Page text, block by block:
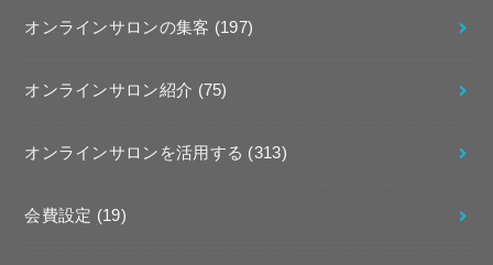
オンラインサロンの集客 (197)
オンラインサロン紹介 (75)
オンラインサロンを活用する (313)
会費設定 (19)